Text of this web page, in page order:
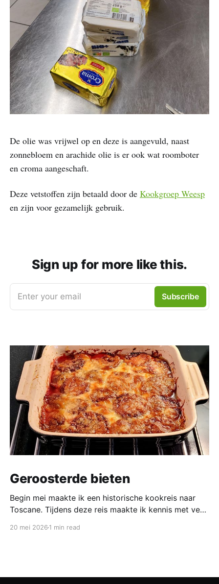
De olie was vrijwel op en deze is aangevuld, naast
zonnebloem en arachide olie is er ook wat roomboter
en croma aangeschaft.
Deze vetstoffen zijn betaald door de Kookgroep Weesp
en zijn voor gezamelijk gebruik.
Sign up for more like this.
Enter your email Subscribe
Geroosterde bieten
Begin mei maakte ik een historische kookreis naar
Toscane. Tijdens deze reis maakte ik kennis met veel
20 mei 2026 1 min read